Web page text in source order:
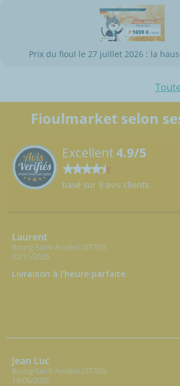
Prix du fioul le 27 juillet 2026 : la
Fioulmarket selon
Excellent4.9/5
basé sur 9 avis clients
Laurent
Bourg-Saint-Andéol (07700)
02/11/2025
Livraison à l'heure parfaite.
Jean Luc
Bourg-Saint-Andéol (07700)
19/05/2025